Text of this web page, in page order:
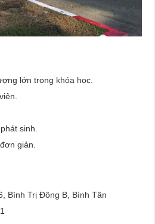
lớn trong khóa học.
sinh.
giản.
Bình Trị Đông B, Bình Tân